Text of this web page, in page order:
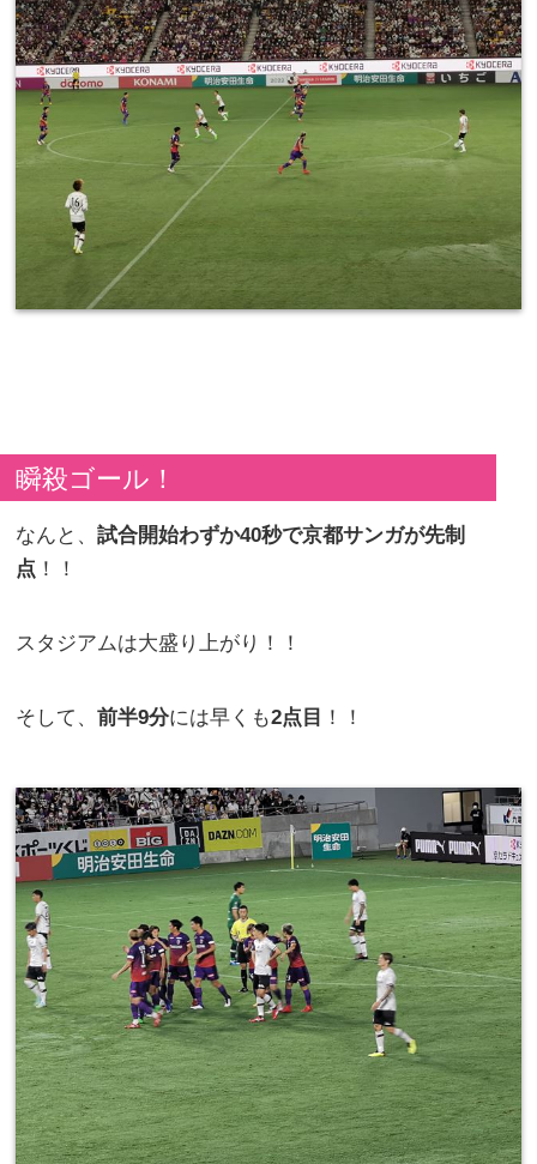
瞬殺ゴール！
なんと、試合開始わずか40秒で京都サンガが先制
点 ！！
スタジアムは大盛り上がり！！
そして、前半9分には早くも2点目 ！！